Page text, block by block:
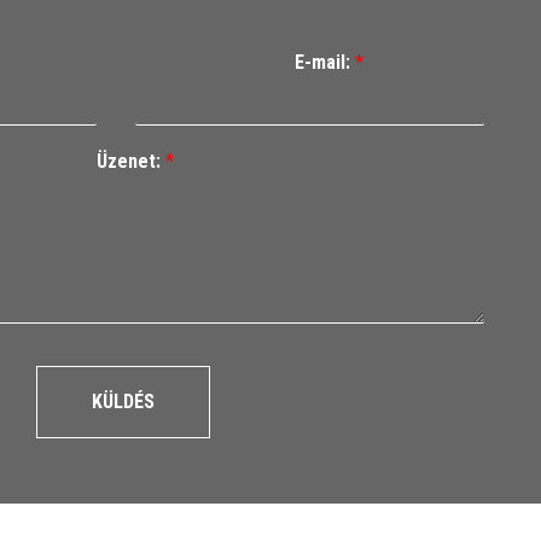
E-mail: *
Üzenet: *
KÜLDÉS